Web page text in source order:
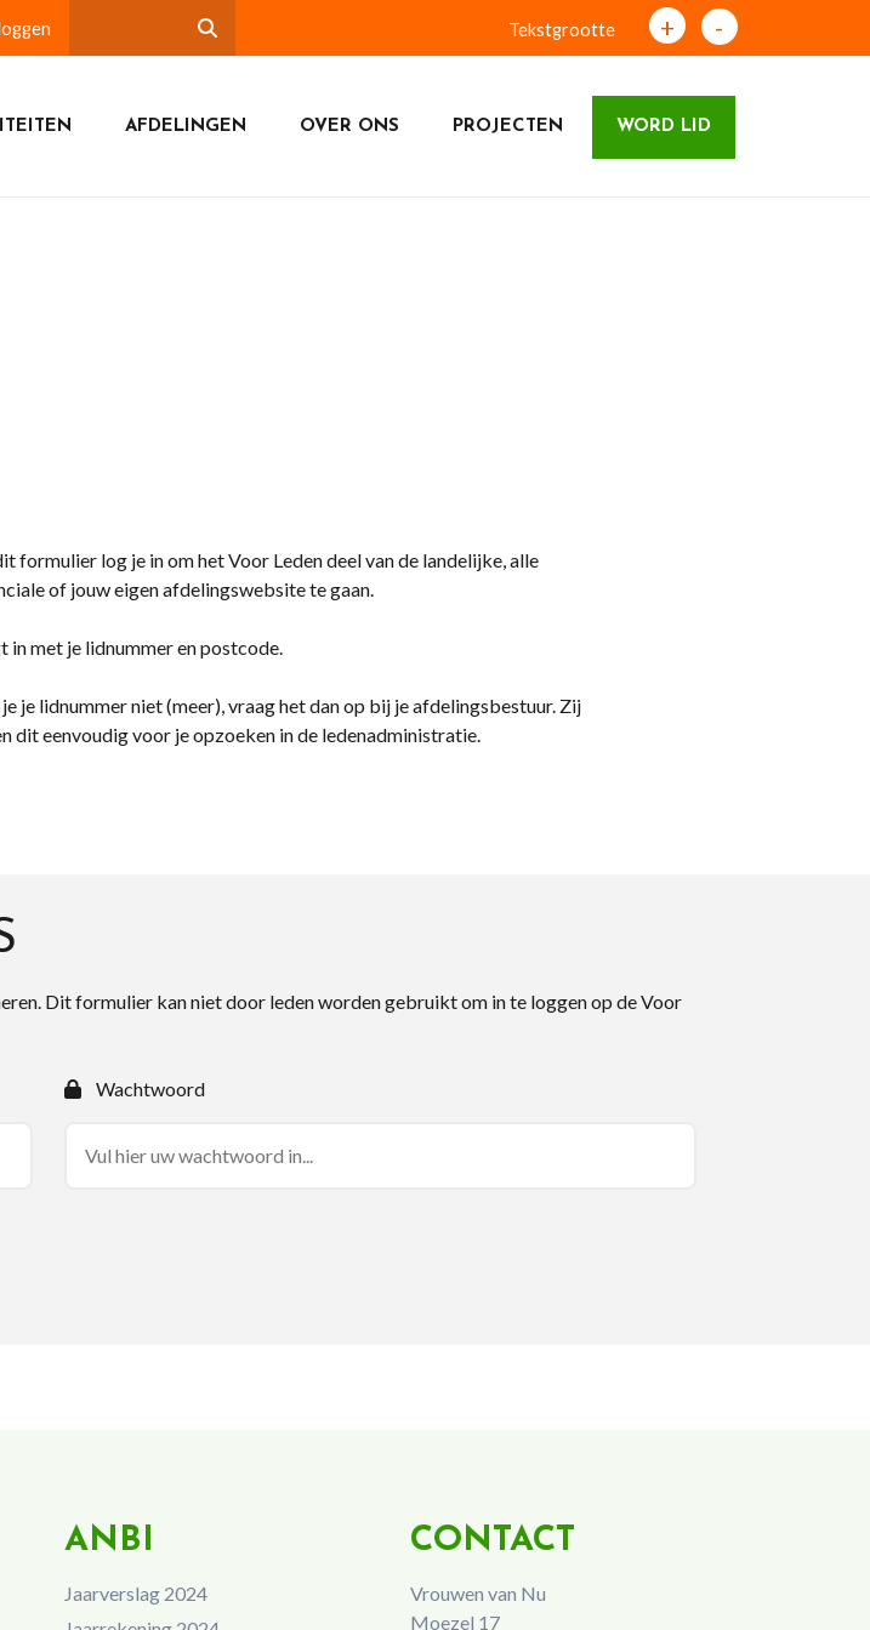
Tekstgrootte + -
AFDELINGEN OVER ONS PROJECTEN WORD LID
formulier log je in om het Voor Leden deel van de landelijke, alle
of jouw eigen afdelingswebsite te gaan.
in met je lidnummer en postcode.
je lidnummer niet (meer), vraag het dan op bij je afdelingsbestuur. Zij
dit eenvoudig voor je opzoeken in de ledenadministratie.
Dit formulier kan niet door leden worden gebruikt om in te loggen op de Voor
Wachtwoord
ANBI
Jaarverslag 2024
CONTACT
Vrouwen van Nu
Moezel 17